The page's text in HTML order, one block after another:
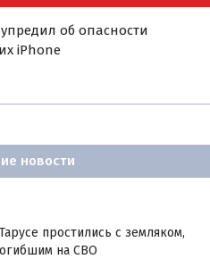
об опасности
iPhone
новости
простились с земляком,
на СВО